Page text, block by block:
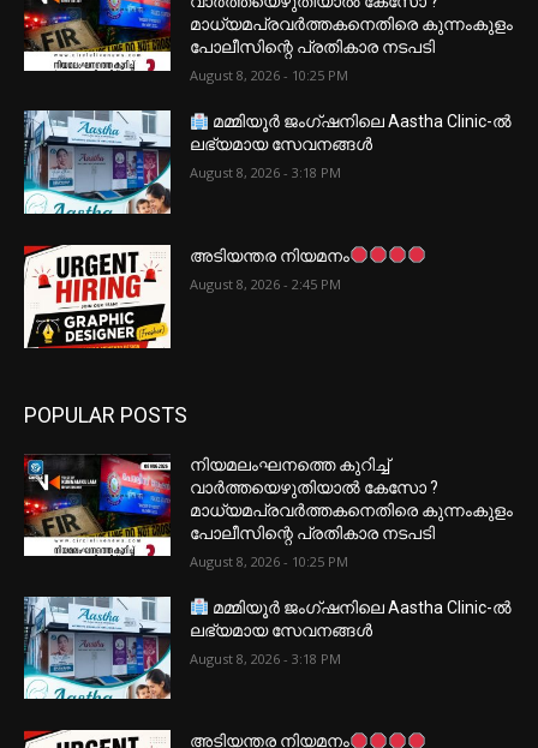
മാധ്യമപ്രവർത്തകനെതിരെ കുന്നംകുളം
പോലീസിന്റെ പ്രതികാര നടപടി
August 8, 2026 - 10:25 PM
മമ്മിയൂർ ജംഗ്ഷനിലെ Aastha Clinic-ൽ
ലഭ്യമായ സേവനങ്ങൾ
August 8, 2026 - 3:18 PM
അടിയന്തര നിയമനം
August 8, 2026 - 2:45 PM
POPULAR POSTS
നിയമലംഘനത്തെ കുറിച്ച്
വാർത്തയെഴുതിയാൽ കേസോ ?
മാധ്യമപ്രവർത്തകനെതിരെ കുന്നംകുളം
പോലീസിന്റെ പ്രതികാര നടപടി
August 8, 2026 - 10:25 PM
മമ്മിയൂർ ജംഗ്ഷനിലെ Aastha Clinic-ൽ
ലഭ്യമായ സേവനങ്ങൾ
August 8, 2026 - 3:18 PM
അടിയന്തര നിയമനം